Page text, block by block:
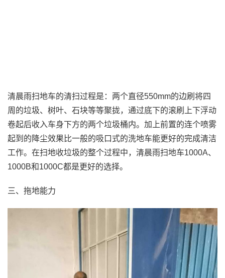
清晨雨扫地车的清扫过程是：两个直径550mm的边刷将四
周的垃圾、树叶、石块等等聚拢，通过底下的滚刷上下浮动
卷起后收入车身下方的两个垃圾桶内。加上前置的连个喷雾
起到的降尘效果比一般的吸口式的洗地车能更好的完成清洁
工作。在扫地收垃圾的整个过程中，清晨雨扫地车1000A、
1000B和1000C都是更好的选择。
三、拖地能力